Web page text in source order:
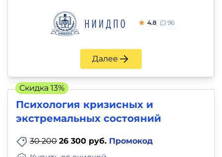
4.8 96
Далее
Психология кризисных и
экстремальных состояний
30 200 26 300 руб. Промокод
Скидка 13%